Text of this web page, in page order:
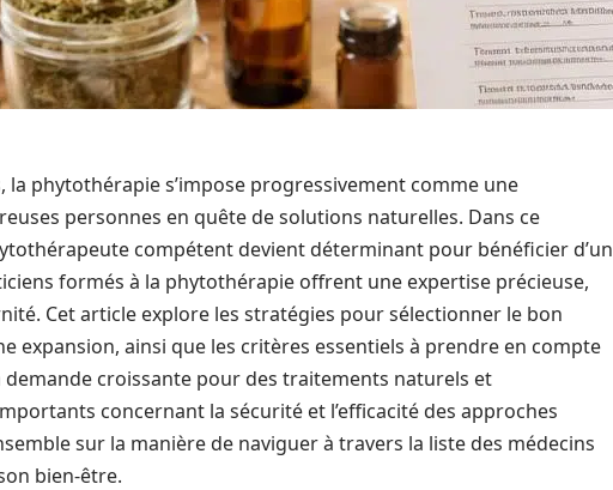
la phytothérapie s’impose progressivement comme une
personnes en quête de solutions naturelles. Dans ce
compétent devient déterminant pour bénéficier d’un
formés à la phytothérapie offrent une expertise précieuse,
Cet article explore les stratégies pour sélectionner le bon
expansion, ainsi que les critères essentiels à prendre en compte
demande croissante pour des traitements naturels et
concernant la sécurité et l’efficacité des approches
sur la manière de naviguer à travers la liste des médecins
bien-être.